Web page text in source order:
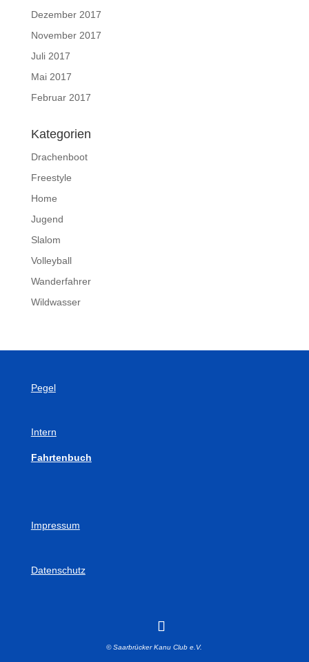
Dezember 2017
November 2017
Juli 2017
Mai 2017
Februar 2017
Kategorien
Drachenboot
Freestyle
Home
Jugend
Slalom
Volleyball
Wanderfahrer
Wildwasser
Pegel
Intern
Fahrtenbuch
Impressum
Datenschutz
© Saarbrücker Kanu Club e.V.